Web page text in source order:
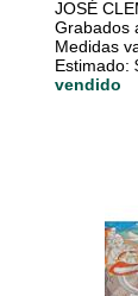
JOSÉ
Grabados
Medidas
Estimado:
vendido